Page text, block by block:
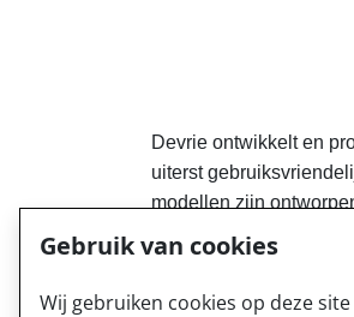
Devrie ontwikkelt en
uiterst
modellen zijn
klimaatcomputers zijn
tot internet een veilige
Gebruik van cookies
Wij gebruiken cookies op deze site